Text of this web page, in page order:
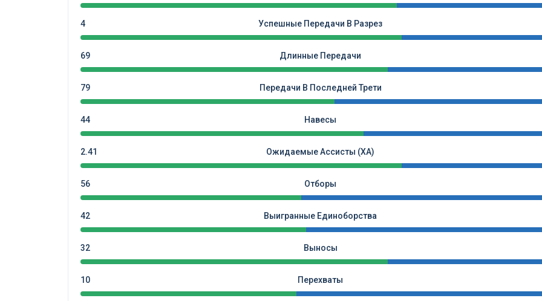
4 Успешные Передачи В Разрез
69 Длинные Передачи
79 Передачи В Последней Трети
44 Навесы
2.41 Ожидаемые Ассисты (xA)
56 Отборы
42 Выигранные Единоборства
32 Выносы
10 Перехваты